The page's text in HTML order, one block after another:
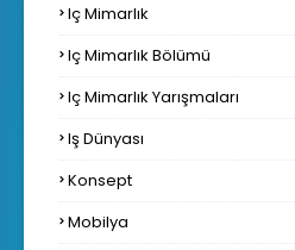
Iç Mimarlık
Iç Mimarlık Bölümü
Iç Mimarlık Yarışmaları
Iş Dünyası
Konsept
Mobilya